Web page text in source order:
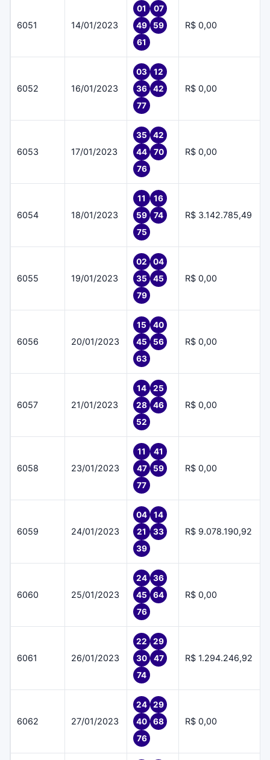
6051 14/01/2023
01
07
49
59
61
R$ 0,00
6052 16/01/2023
03
12
36
42
77
R$ 0,00
6053 17/01/2023
35
42
44
70
76
R$ 0,00
6054 18/01/2023
11
16
59
74
75
R$ 3.142.785,49
6055 19/01/2023
02
04
35
45
79
R$ 0,00
6056 20/01/2023
15
40
45
56
63
R$ 0,00
6057 21/01/2023
14
25
28
46
52
R$ 0,00
6058 23/01/2023
11
41
47
59
77
R$ 0,00
6059 24/01/2023
04
14
21
33
39
R$ 9.078.190,92
6060 25/01/2023
24
36
45
64
76
R$ 0,00
6061 26/01/2023
22
29
30
47
74
R$ 1.294.246,92
6062 27/01/2023
24
29
40
68
76
R$ 0,00